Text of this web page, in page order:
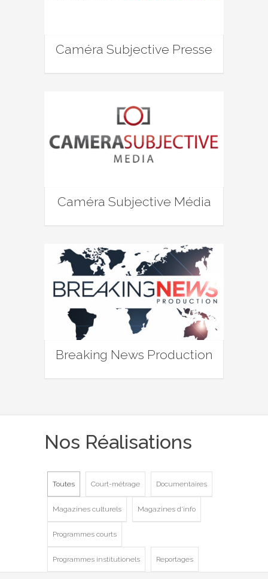
Caméra Subjective Presse
Caméra Subjective Média
Breaking News Production
Nos Réalisations
Toutes Court-métrage Documentaires
Magazines culturels Magazines d'info
Programmes courts
Programmes institutionels Reportages